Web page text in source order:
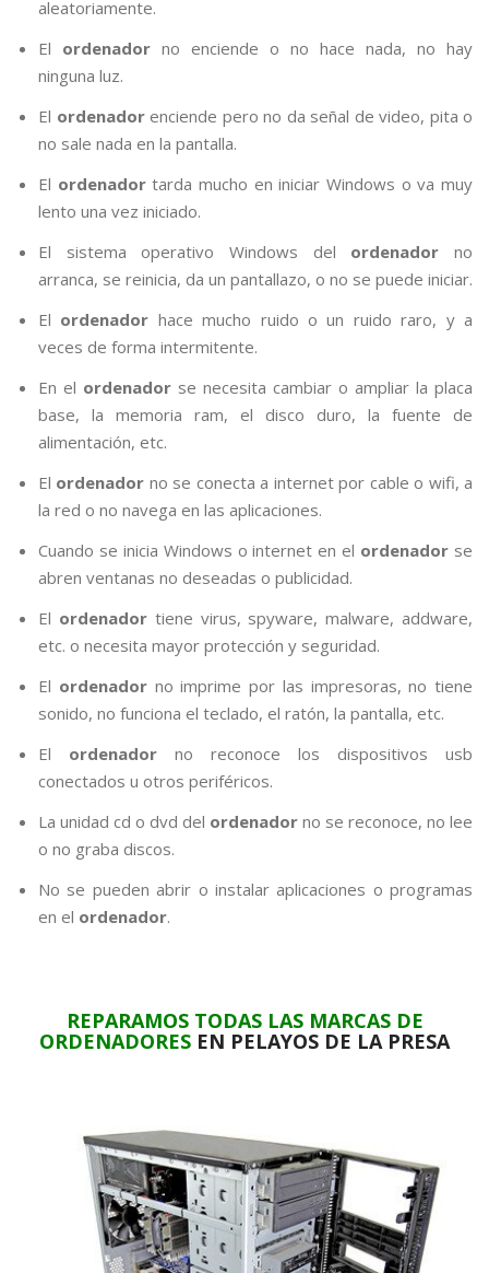
aleatoriamente.
El ordenador no enciende o no hace nada, no hay
ninguna luz.
El ordenadorenciende pero no da señal de video, pita o
no sale nada en la pantalla.
El ordenadortarda mucho en iniciar Windows o va muy
lento una vez iniciado.
El sistema operativo Windows del ordenador no
arranca, se reinicia, da un pantallazo, o no se puede iniciar.
El ordenador hace mucho ruido o un ruido raro, y a
veces de forma intermitente.
En el ordenador se necesita cambiar o ampliar la placa
base, la memoria ram, el disco duro, la fuente de
alimentación, etc.
El ordenador no se conecta a internet por cable o wifi, a
la red o no navega en las aplicaciones.
Cuando se inicia Windows o internet en el ordenador se
abren ventanas no deseadas o publicidad.
El ordenadortiene virus, spyware, malware, addware,
etc. o necesita mayor protección y seguridad.
El ordenadorno imprime por las impresoras, no tiene
sonido, no funciona el teclado, el ratón, la pantalla, etc.
El ordenador no reconoce los dispositivos usb
conectados u otros periféricos.
La unidad cd o dvd del ordenador no se reconoce, no lee
o no graba discos.
No se pueden abrir o instalar aplicaciones o programas
en el ordenador.
REPARAMOS TODAS LAS MARCAS DE
ORDENADORES EN PELAYOS DE LA PRESA